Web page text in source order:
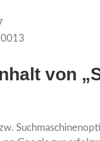
von